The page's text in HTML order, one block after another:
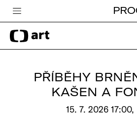
Česká televize
Zpravodajství
PŘÍBĚHY
KAŠEN A
15. 7. 2026 17:00,